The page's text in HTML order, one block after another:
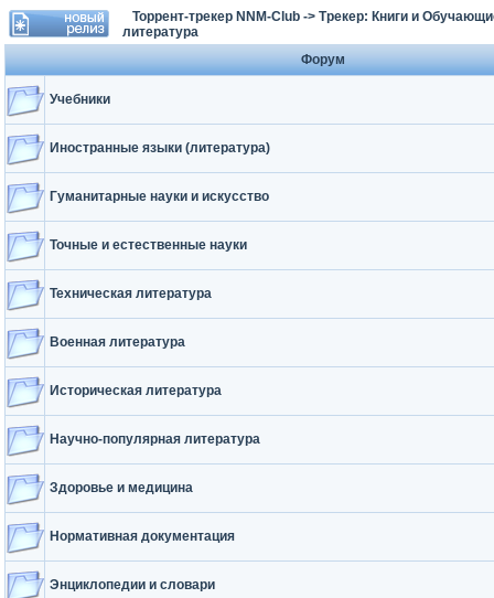
Торрент-трекер NNM-Club -> Трекер: Книги и
литература
Форум
Учебники
Иностранные языки (литература)
Гуманитарные науки и искусство
Точные и естественные науки
Техническая литература
Военная литература
Историческая литература
Научно-популярная литература
Здоровье и медицина
Нормативная документация
Энциклопедии и словари